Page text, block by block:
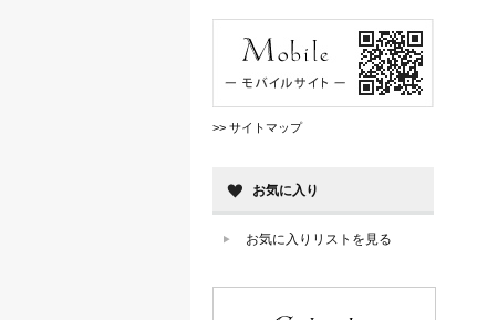
>> サイトマップ
お気に入り
お気に入りリストを見る